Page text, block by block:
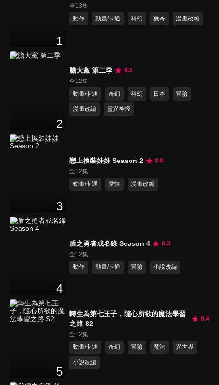
1
全13集
動作
動畫/卡通 科幻 獵奇 漫畫改編
2
膽大黨 第二季
9.5
全12集
動畫/卡通
奇幻 科幻 日本 冒險
漫畫改編 靈異神怪
3
戀上換裝娃娃 Season 2
8.8
全12集
動畫/卡通
愛情 漫畫改編
4
盾之勇者成名錄 Season 4
8.3
全12集
動作
動畫/卡通 冒險 小說改編
5
轉生為第七王子，隨心所欲的魔法學習
之路 S2
9.4
全12集
動畫/卡通
奇幻 冒險 魔法 異世界
小說改編